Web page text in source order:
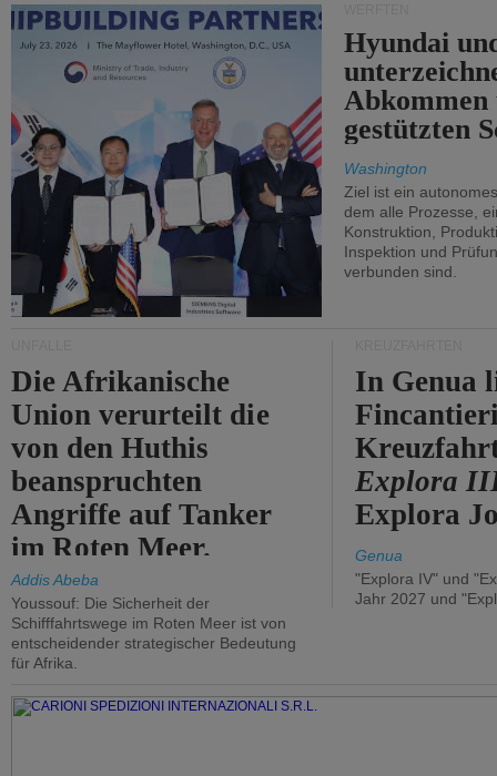
Hyundai
gestützten
Washington
Ziel ist ein
dem alle Prozesse,
Konstruktion,
Inspektion und
verbunden sind.
Die Afrikanische
Union verurteilt die
von den Huthis
beanspruchten
Angriffe auf Tanker
im Roten Meer.
Addis Abeba
Youssouf: Die Sicherheit der
Schifffahrtswege im Roten Meer ist von
entscheidender strategischer Bedeutung
für Afrika.
In Genua
Explora
Explora
Genua
"Explora IV" und
Jahr 2027 und